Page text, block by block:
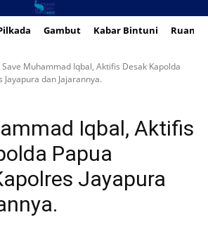
Gambut Kabar Bintuni Ruang
Save Muhammad Iqbal, Aktifis Desak Kapolda
Jayapura dan Jajarannya.
Iqbal, Aktifis
Papua
Jayapura